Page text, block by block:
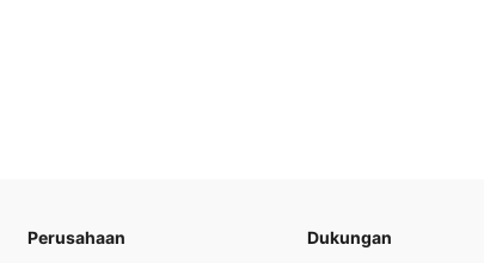
Perusahaan
Dukungan